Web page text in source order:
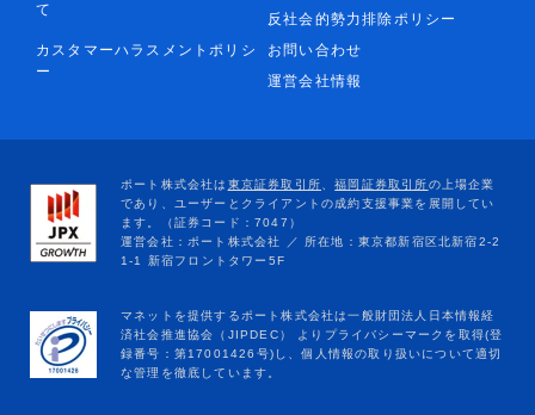
て
反社会的勢力排除ポリシー
カスタマーハラスメントポリシ
ー
お問い合わせ
運営会社情報